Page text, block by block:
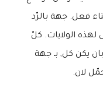
فعل. جهة بالرّد
الولايات. كلّ
يكن كل, بـ جهة
لان.